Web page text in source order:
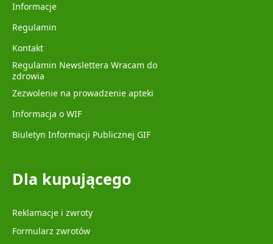
Informacje
Regulamin
Kontakt
Regulamin Newslettera Wracam do
zdrowia
Zezwolenie na prowadzenie apteki
Informacja o WIF
Biuletyn Informacji Publicznej GIF
Dla kupującego
Reklamacje i zwroty
Formularz zwrotów